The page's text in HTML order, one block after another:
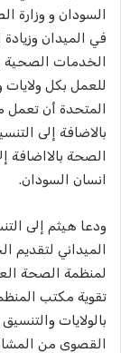
السودان و وزارة
في الميدان
الخدمات الصحية
للعمل بكل ولايات
المتحدة أن
بالاضافة إلى
الصحة بالااضافة
انسان السودان.
ودعا هيثم إلى
الميداني لتقديم
لمنظمة الصحة
تقوية مكتب
بالولايات
القصوى من